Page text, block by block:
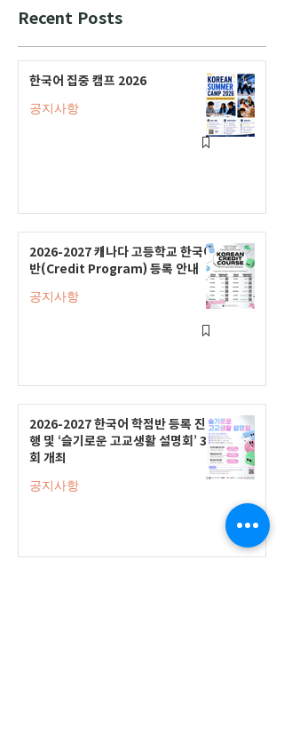
Recent Posts
한국어 집중 캠프 2026
공지사항
2026-2027 캐나다 고등학교 한국어
반(Credit Program) 등록 안내
공지사항
2026-2027 한국어 학점반 등록 진
행 및 ‘슬기로운 고교생활 설명회’ 3
회 개최
공지사항